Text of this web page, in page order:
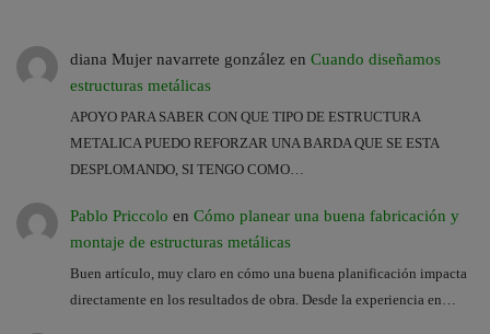
diana Mujer navarrete gonzález en Cuando diseñamos
estructuras metálicas
APOYO PARA SABER CON QUE TIPO DE ESTRUCTURA
METALICA PUEDO REFORZAR UNA BARDA QUE SE ESTA
DESPLOMANDO, SI TENGO COMO…
Pablo Priccolo en Cómo planear una buena fabricación y
montaje de estructuras metálicas
Buen artículo, muy claro en cómo una buena planificación impacta
directamente en los resultados de obra. Desde la experiencia en…